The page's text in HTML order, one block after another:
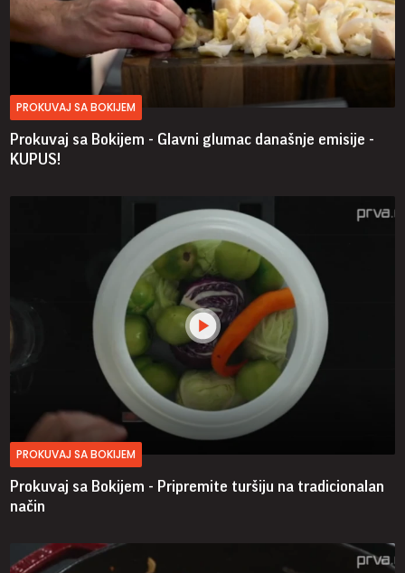
PROKUVAJ SA BOKIJEM
Prokuvaj sa Bokijem - Glavni glumac današnje emisije -
KUPUS!
PROKUVAJ SA BOKIJEM
Prokuvaj sa Bokijem - Pripremite turšiju na tradicionalan
način